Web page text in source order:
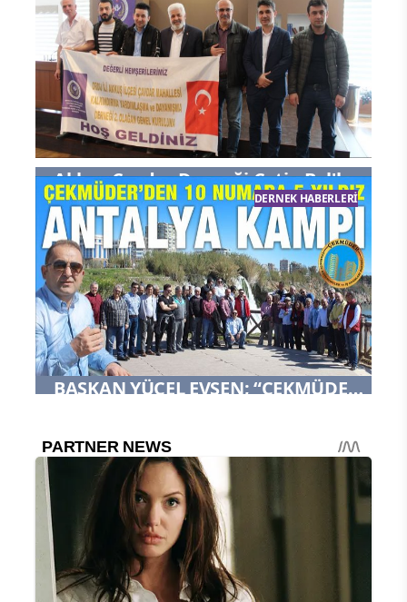
Akkuş Çavdar Derneği Çetin Bal'la
Devam Dedi
BAŞKAN YÜCEL EVSEN; “ÇEKMÜDER
GÜCÜNE GÜÇ KATMAYA DEVAM
EDECEK”
DERNEK HABERLERI